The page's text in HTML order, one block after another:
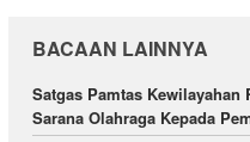
BACAAN LAINNYA
Satgas Pamtas Kewilayahan
Sarana Olahraga Kepada